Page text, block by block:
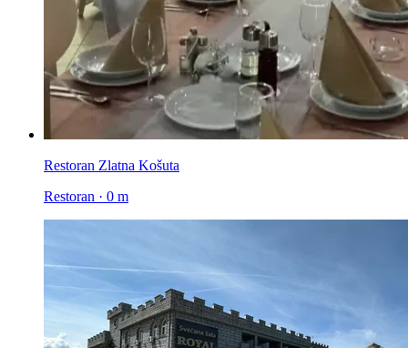
Restoran Zlatna Košuta
Restoran · 0 m